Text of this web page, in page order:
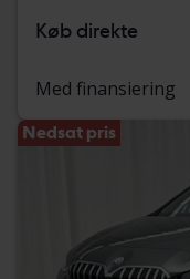
Køb direkte
Med finansiering
Nedsat pris